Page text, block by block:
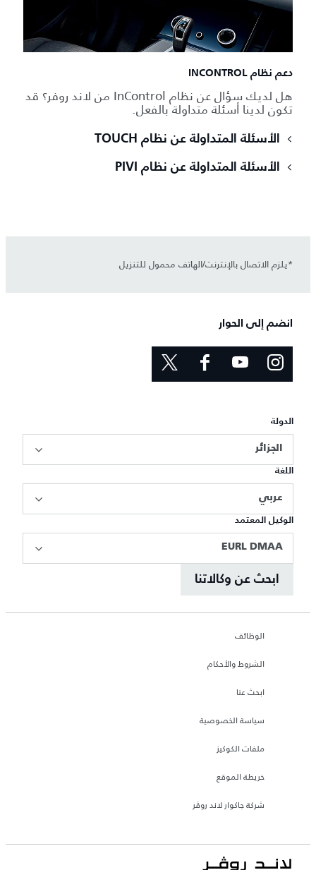
دعم نظام INCONTROL
هل لديك سؤال عن نظام InControl من لاند روفر؟ قد
تكون لدينا أسئلة متداولة بالفعل.
الأسئلة المتداولة عن نظام TOUCH
الأسئلة المتداولة عن نظام PIVI
*يلزم الاتصال بالإنترنت/الهاتف محمول للتنزيل
انضم إلى الحوار
الدولة
الجزائر
اللغة
عربي
الوكيل المعتمد
EURL DMAA
ابحث عن وكالاتنا
الوظائف
الشروط والأحكام
ابحث عنا
سياسة الخصوصية
ملفات الكوكيز
خريطة الموقع
شركة جاكوار لاند روڤر